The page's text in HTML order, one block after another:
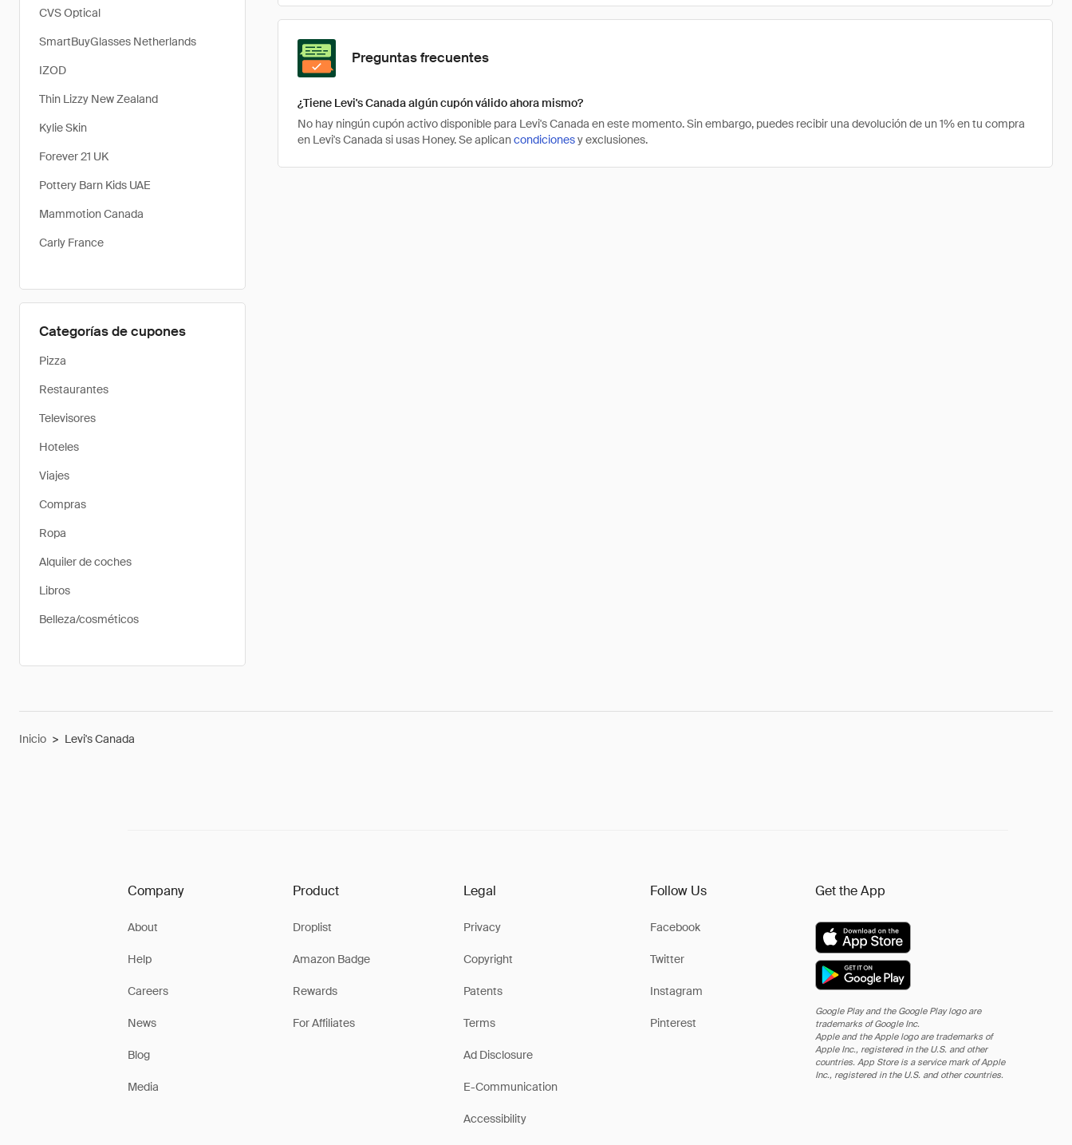
CVS Optical
SmartBuyGlasses Netherlands
IZOD
Thin Lizzy New Zealand
Kylie Skin
Forever 21 UK
Pottery Barn Kids UAE
Mammotion Canada
Carly France
Categorías de cupones
Pizza
Restaurantes
Televisores
Hoteles
Viajes
Compras
Ropa
Alquiler de coches
Libros
Belleza/cosméticos
Preguntas frecuentes
¿Tiene Levi's Canada algún cupón válido ahora mismo?
No hay ningún cupón activo disponible para Levi's Canada en este momento. Sin embargo, puedes recibir una devolución de un 1% en tu compra
en Levi's Canada si usas Honey. Se aplicancondicionesy exclusiones.
Inicio > Levi's Canada
Company
About
Help
Careers
News
Blog
Media
Product
Droplist
Amazon Badge
Rewards
For Affiliates
Legal
Privacy
Copyright
Patents
Terms
Ad Disclosure
E-Communication
Accessibility
Follow Us
Facebook
Twitter
Instagram
Pinterest
Get the App
Google Play and the Google Play logo are
trademarks of Google Inc.
Apple and the Apple logo are trademarks of
Apple Inc., registered in the U.S. and other
countries. App Store is a service mark of Apple
Inc., registered in the U.S. and other countries.